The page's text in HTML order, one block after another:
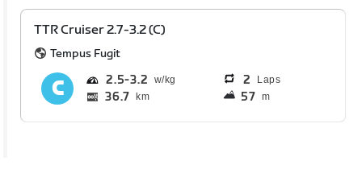
TTR Cruiser 2.7-3.2 (C)
Tempus Fugit
2.5 3.2 2 Laps
36.7 km 57 m